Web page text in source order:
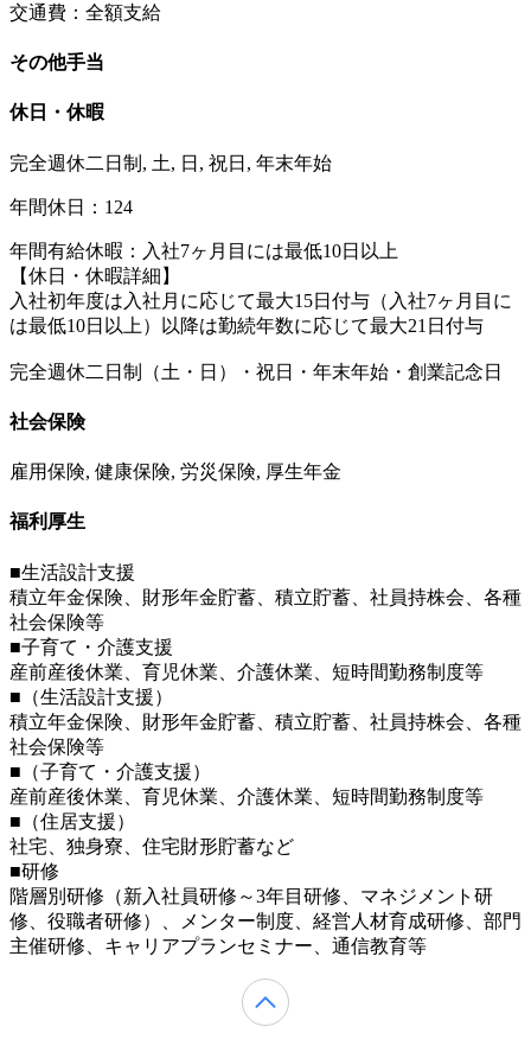
交通費：全額支給
その他手当
休日・休暇
完全週休二日制, 土, 日, 祝日, 年末年始
年間休日：124
年間有給休暇：入社7ヶ月目には最低10日以上
【休日・休暇詳細】
入社初年度は入社月に応じて最大15日付与（入社7ヶ月目に
は最低10日以上）以降は勤続年数に応じて最大21日付与
完全週休二日制（土・日）・祝日・年末年始・創業記念日
社会保険
雇用保険, 健康保険, 労災保険, 厚生年金
福利厚生
■生活設計支援
積立年金保険、財形年金貯蓄、積立貯蓄、社員持株会、各種
社会保険等
■子育て・介護支援
産前産後休業、育児休業、介護休業、短時間勤務制度等
■（生活設計支援）
積立年金保険、財形年金貯蓄、積立貯蓄、社員持株会、各種
社会保険等
■（子育て・介護支援）
産前産後休業、育児休業、介護休業、短時間勤務制度等
■（住居支援）
社宅、独身寮、住宅財形貯蓄など
■研修
階層別研修（新入社員研修～3年目研修、マネジメント研
修、役職者研修）、メンター制度、経営人材育成研修、部門
主催研修、キャリアプランセミナー、通信教育等